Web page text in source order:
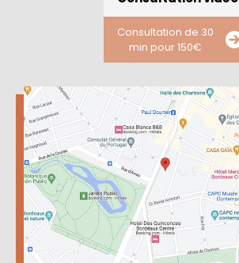
Consultation de 30
min pour 150€